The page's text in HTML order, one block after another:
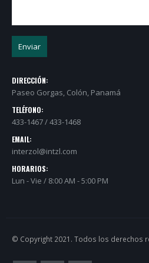
DIRECCIÓN:
Paseo Gorgas, Colón, Panamá
TELÉFONO:
433-1467 / 433-1468
EMAIL:
interzol@intzl.com
HORARIOS:
Lun - Vie / 8:00 AM - 5:00 PM
© Copyright 2021. Todos los derechos